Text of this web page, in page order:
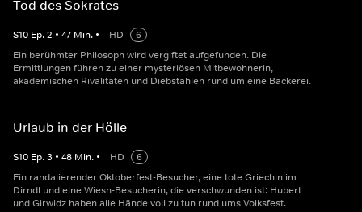
Tod des Sokrates
S10 Ep.2 • 47 Min. • HD
6
Ein berühmter Philosoph wird vergiftet aufgefunden. Die
Ermittlungen führen zu einer mysteriösen Mitbewohnerin,
akademischen Rivalitäten und Diebstählen rund um eine Bäckerei.
Urlaub in der Hölle
S10 Ep.3 • 48 Min. • HD
6
Ein randalierender Oktoberfest-Besucher, eine tote Griechin im
Dirndl und eine Wiesn-Besucherin, die verschwunden ist: Hubert
und Girwidz haben alle Hände voll zu tun rund ums Volksfest.